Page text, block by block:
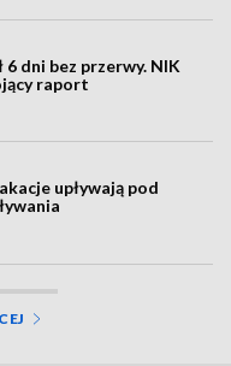
6 dni bez przerwy. NIK
raport
upływają pod